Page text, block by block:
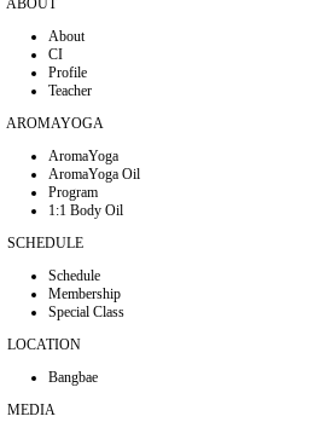
About
CI
Profile
Teacher
AROMAYOGA
AromaYoga
AromaYoga Oil
Program
1:1 Body Oil
SCHEDULE
Schedule
Membership
Special Class
LOCATION
Bangbae
MEDIA